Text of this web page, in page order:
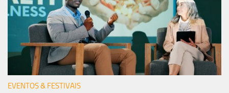
EVENTOS & FESTIVAIS